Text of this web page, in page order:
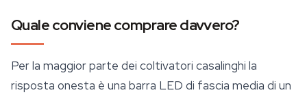
Quale conviene comprare davvero?
Per la maggior parte dei coltivatori casalinghi la
risposta onesta è una barra LED di fascia media di un